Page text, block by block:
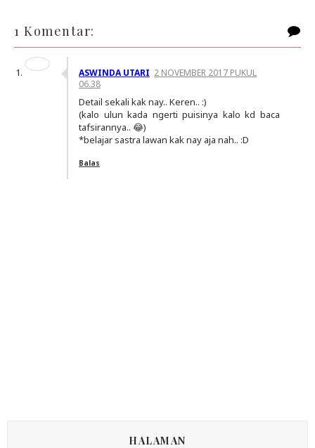
1 Komentar:
ASWINDA UTARI 2 NOVEMBER 2017 PUKUL
06.38
Detail sekali kak nay.. Keren.. :)
(kalo ulun kada ngerti puisinya kalo kd baca
tafsirannya.. 😂)
*belajar sastra lawan kak nay aja nah.. :D
Balas
HALAMAN